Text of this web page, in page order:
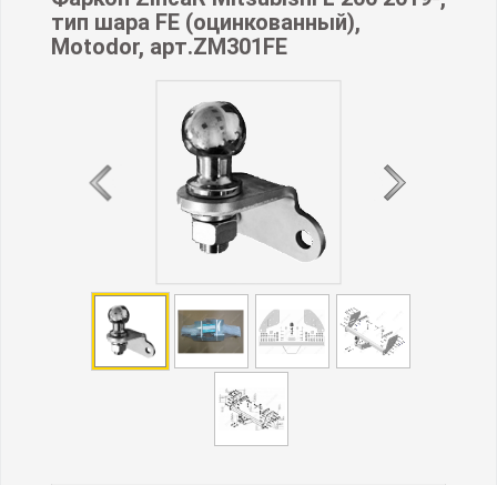
тип шара FE (оцинкованный),
Motodor, арт.ZM301FE